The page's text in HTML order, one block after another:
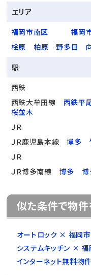
エリア
福岡市南区
福岡
桧原
柏原 野多目
駅
西鉄
西鉄大牟田線
西鉄平
桜並木
ＪＲ
ＪＲ鹿児島本線
博多
ＪＲ
ＪＲ博多南線
博多
似た条件で物
オートロック × 福岡
システムキッチン ×
インターネット無料